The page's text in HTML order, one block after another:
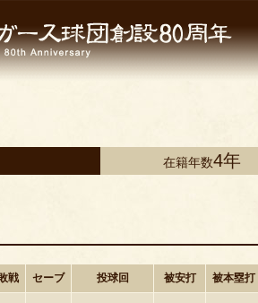
在籍年数4年
戦 セーブ 投球回 被安打 被本塁打